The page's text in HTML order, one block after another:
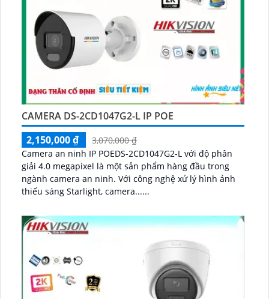
CAMERA DS-2CD1047G2-L IP POE
2,150,000 ₫
3,070,000 ₫
Camera an ninh IP POEDS-2CD1047G2-L với độ phân
giải 4.0 megapixel là một sản phẩm hàng đầu trong
ngành camera an ninh. Với công nghệ xử lý hình ảnh
thiếu sáng Starlight, camera......